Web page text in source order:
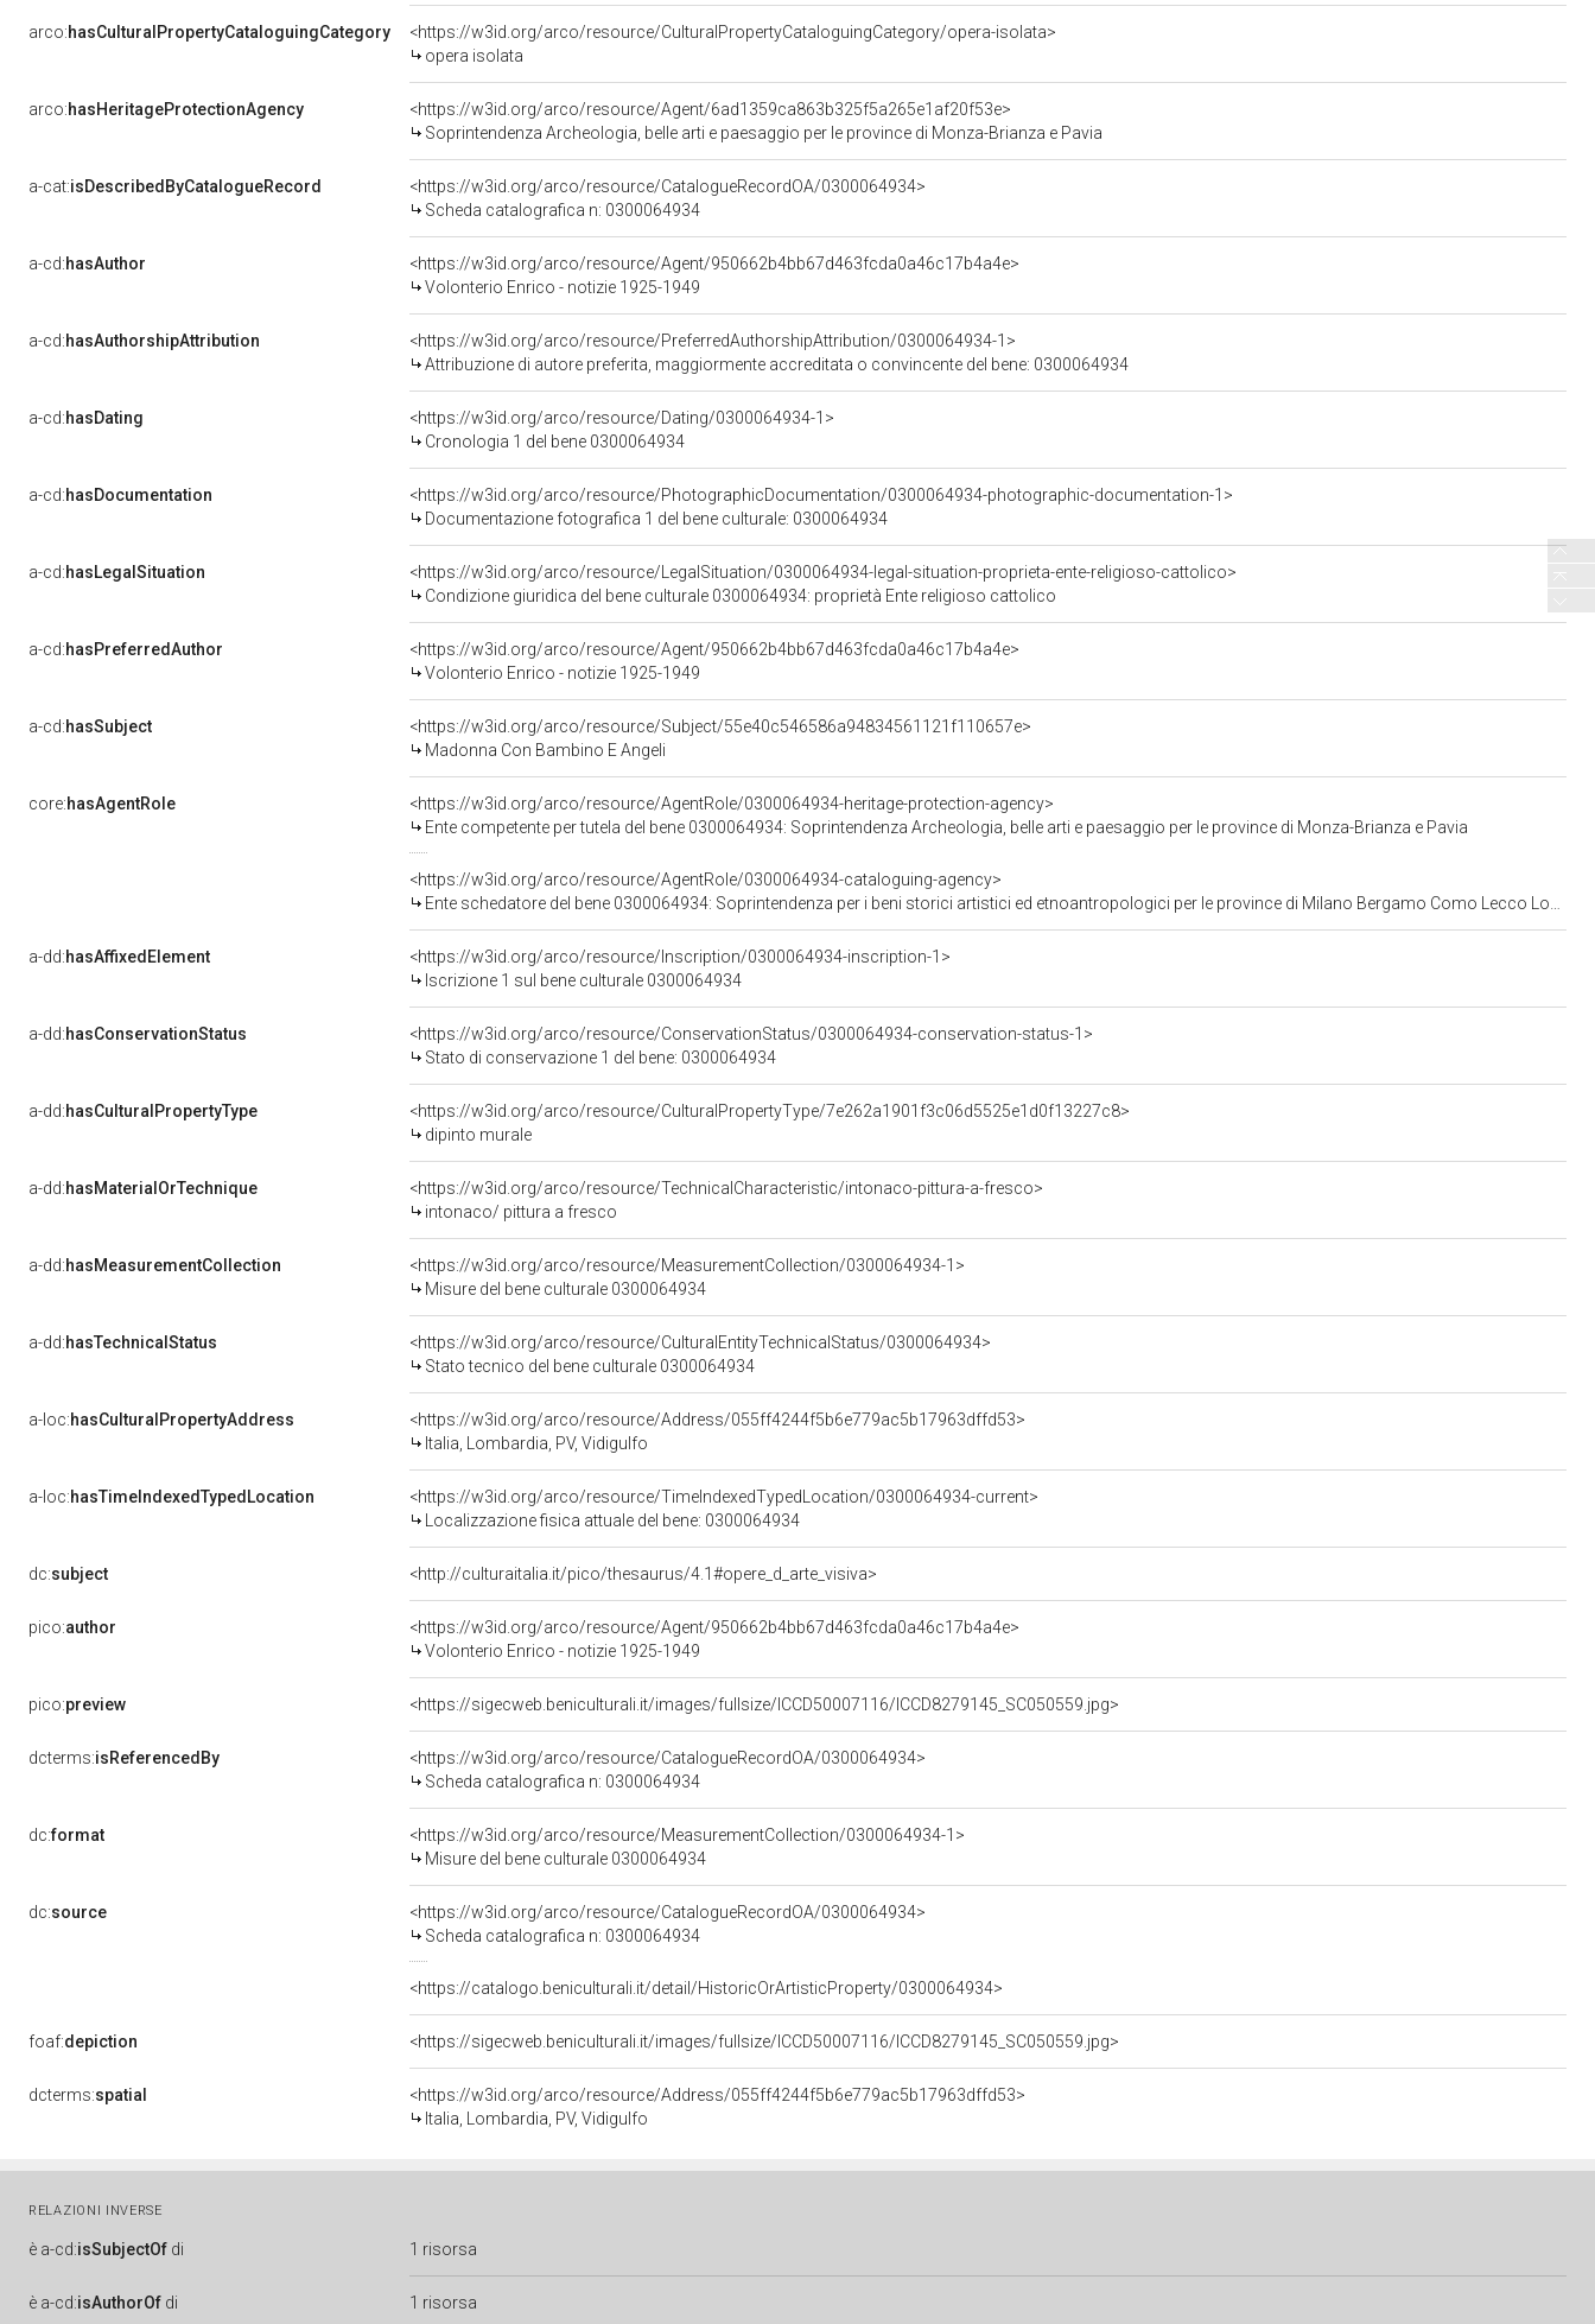
arco:hasCulturalPropertyCataloguingCategory
<https://w3id.org/arco/resource/CulturalPropertyCataloguingCategory/opera-isolata>
opera isolata
arco:hasHeritageProtectionAgency
<https://w3id.org/arco/resource/Agent/6ad1359ca863b325f5a265e1af20f53e>
Soprintendenza Archeologia, belle arti e paesaggio per le province di Monza-Brianza e Pavia
a-cat:isDescribedByCatalogueRecord
<https://w3id.org/arco/resource/CatalogueRecordOA/0300064934>
Scheda catalografica n: 0300064934
a-cd:hasAuthor
<https://w3id.org/arco/resource/Agent/950662b4bb67d463fcda0a46c17b4a4e>
Volonterio Enrico - notizie 1925-1949
a-cd:hasAuthorshipAttribution
<https://w3id.org/arco/resource/PreferredAuthorshipAttribution/0300064934-1>
Attribuzione di autore preferita, maggiormente accreditata o convincente del bene: 0300064934
a-cd:hasDating
<https://w3id.org/arco/resource/Dating/0300064934-1>
Cronologia 1 del bene 0300064934
a-cd:hasDocumentation
<https://w3id.org/arco/resource/PhotographicDocumentation/0300064934-photographic-documentation-1>
Documentazione fotografica 1 del bene culturale: 0300064934
a-cd:hasLegalSituation
<https://w3id.org/arco/resource/LegalSituation/0300064934-legal-situation-proprieta-ente-religioso-cattolico>
Condizione giuridica del bene culturale 0300064934: proprietà Ente religioso cattolico
a-cd:hasPreferredAuthor
<https://w3id.org/arco/resource/Agent/950662b4bb67d463fcda0a46c17b4a4e>
Volonterio Enrico - notizie 1925-1949
a-cd:hasSubject
<https://w3id.org/arco/resource/Subject/55e40c546586a94834561121f110657e>
Madonna Con Bambino E Angeli
core:hasAgentRole
<https://w3id.org/arco/resource/AgentRole/0300064934-heritage-protection-agency>
Ente competente per tutela del bene 0300064934: Soprintendenza Archeologia, belle arti e paesaggio per le province di Monza-Brianza e Pavia
<https://w3id.org/arco/resource/AgentRole/0300064934-cataloguing-agency>
Ente schedatore del bene 0300064934: Soprintendenza per i beni storici artistici ed etnoantropologici per le province di Milano Bergamo Como Lecco Lodi Monza Pavia Sondrio Varese
a-dd:hasAffixedElement
<https://w3id.org/arco/resource/Inscription/0300064934-inscription-1>
Iscrizione 1 sul bene culturale 0300064934
a-dd:hasConservationStatus
<https://w3id.org/arco/resource/ConservationStatus/0300064934-conservation-status-1>
Stato di conservazione 1 del bene: 0300064934
a-dd:hasCulturalPropertyType
<https://w3id.org/arco/resource/CulturalPropertyType/7e262a1901f3c06d5525e1d0f13227c8>
dipinto murale
a-dd:hasMaterialOrTechnique
<https://w3id.org/arco/resource/TechnicalCharacteristic/intonaco-pittura-a-fresco>
intonaco/ pittura a fresco
a-dd:hasMeasurementCollection
<https://w3id.org/arco/resource/MeasurementCollection/0300064934-1>
Misure del bene culturale 0300064934
a-dd:hasTechnicalStatus
<https://w3id.org/arco/resource/CulturalEntityTechnicalStatus/0300064934>
Stato tecnico del bene culturale 0300064934
a-loc:hasCulturalPropertyAddress
<https://w3id.org/arco/resource/Address/055ff4244f5b6e779ac5b17963dffd53>
Italia, Lombardia, PV, Vidigulfo
a-loc:hasTimeIndexedTypedLocation
<https://w3id.org/arco/resource/TimeIndexedTypedLocation/0300064934-current>
Localizzazione fisica attuale del bene: 0300064934
dc:subject <http://culturaitalia.it/pico/thesaurus/4.1#opere_d_arte_visiva>
pico:author
<https://w3id.org/arco/resource/Agent/950662b4bb67d463fcda0a46c17b4a4e>
Volonterio Enrico - notizie 1925-1949
pico:preview <https://sigecweb.beniculturali.it/images/fullsize/ICCD50007116/ICCD8279145_SC050559.jpg>
dcterms:isReferencedBy
<https://w3id.org/arco/resource/CatalogueRecordOA/0300064934>
Scheda catalografica n: 0300064934
dc:format
<https://w3id.org/arco/resource/MeasurementCollection/0300064934-1>
Misure del bene culturale 0300064934
dc:source
<https://w3id.org/arco/resource/CatalogueRecordOA/0300064934>
Scheda catalografica n: 0300064934
<https://catalogo.beniculturali.it/detail/HistoricOrArtisticProperty/0300064934>
foaf:depiction <https://sigecweb.beniculturali.it/images/fullsize/ICCD50007116/ICCD8279145_SC050559.jpg>
dcterms:spatial
<https://w3id.org/arco/resource/Address/055ff4244f5b6e779ac5b17963dffd53>
Italia, Lombardia, PV, Vidigulfo
RELAZIONI INVERSE
è a-cd:isSubjectOf di 1 risorsa
è a-cd:isAuthorOf di 1 risorsa